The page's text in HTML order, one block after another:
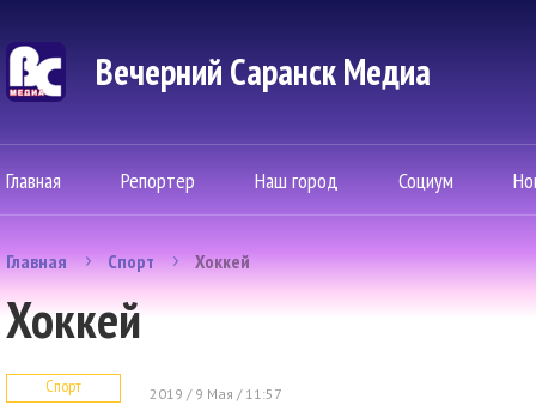
Вечерний Саранск Mедиа
Главная Репортер Наш город Социум
Главная Спорт Хоккей
Хоккей
Спорт 2019 / 9 Мая / 11:57